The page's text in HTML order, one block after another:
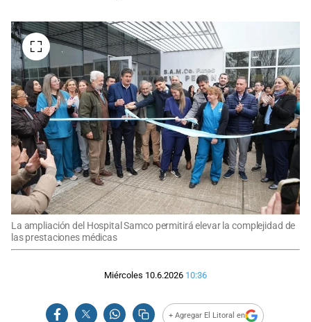
La ampliación del Hospital Samco permitirá elevar la complejidad de
las prestaciones médicas
Miércoles 10.6.2026 10:36
+ Agregar El Litoral en